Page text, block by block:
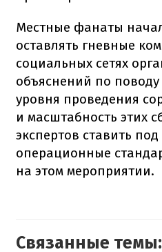
Местные фанаты
оставлять гневные
социальных сетях
объяснений по поводу
уровня проведения
и масштабность этих
экспертов ставить
операционные
на этом мероприятии.
Связанные темы: